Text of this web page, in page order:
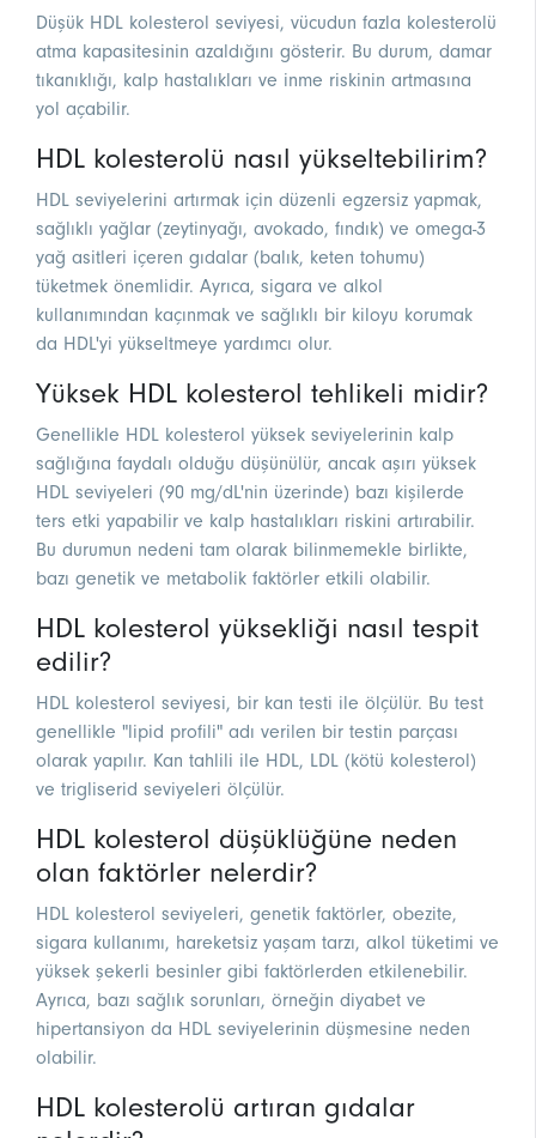
Düşük HDL kolesterol seviyesi, vücudun fazla kolesterolü
atma kapasitesinin azaldığını gösterir. Bu durum, damar
tıkanıklığı, kalp hastalıkları ve inme riskinin artmasına
yol açabilir.
HDL kolesterolü nasıl yükseltebilirim?
HDL seviyelerini artırmak için düzenli egzersiz yapmak,
sağlıklı yağlar (zeytinyağı, avokado, fındık) ve omega-3
yağ asitleri içeren gıdalar (balık, keten tohumu)
tüketmek önemlidir. Ayrıca, sigara ve alkol
kullanımından kaçınmak ve sağlıklı bir kiloyu korumak
da HDL'yi yükseltmeye yardımcı olur.
Yüksek HDL kolesterol tehlikeli midir?
Genellikle HDL kolesterol yüksek seviyelerinin kalp
sağlığına faydalı olduğu düşünülür, ancak aşırı yüksek
HDL seviyeleri (90 mg/dL'nin üzerinde) bazı kişilerde
ters etki yapabilir ve kalp hastalıkları riskini artırabilir.
Bu durumun nedeni tam olarak bilinmemekle birlikte,
bazı genetik ve metabolik faktörler etkili olabilir.
HDL kolesterol yüksekliği nasıl tespit
edilir?
HDL kolesterol seviyesi, bir kan testi ile ölçülür. Bu test
genellikle "lipid profili" adı verilen bir testin parçası
olarak yapılır. Kan tahlili ile HDL, LDL (kötü kolesterol)
ve trigliserid seviyeleri ölçülür.
HDL kolesterol düşüklüğüne neden
olan faktörler nelerdir?
HDL kolesterol seviyeleri, genetik faktörler, obezite,
sigara kullanımı, hareketsiz yaşam tarzı, alkol tüketimi ve
yüksek şekerli besinler gibi faktörlerden etkilenebilir.
Ayrıca, bazı sağlık sorunları, örneğin diyabet ve
hipertansiyon da HDL seviyelerinin düşmesine neden
olabilir.
HDL kolesterolü artıran gıdalar